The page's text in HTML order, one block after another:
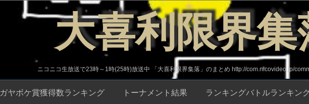
大喜利限界集
ニコニコ生放送で23時～1時(25時)放送中 「大喜利限界集落」のまとめ http://com.nicovideo.jp/
ガヤボケ賞獲得数ランキング トーナメント結果 ランキングバトルランキン